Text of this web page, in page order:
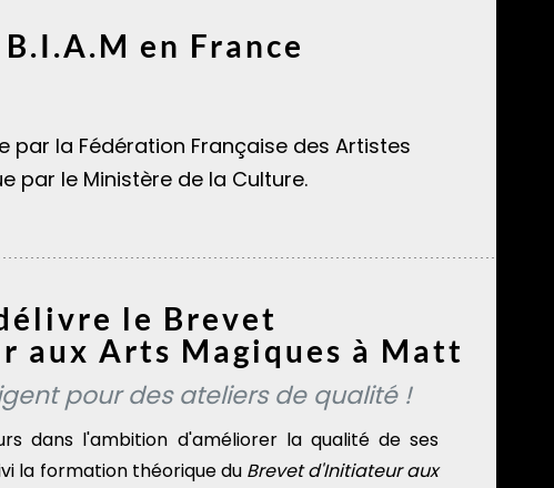
en France
la Fédération Française des Artistes
par le Ministère de la Culture.
le Brevet
aux Arts Magiques à Matt
pour des ateliers de qualité !
dans l'ambition d'améliorer la qualité de ses
la formation théorique du Brevet d'Initiateur aux